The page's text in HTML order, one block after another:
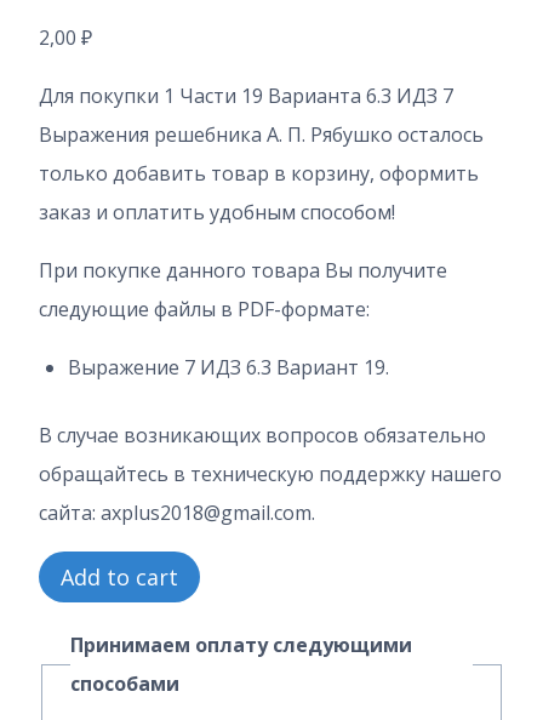
2,00 ₽
Для покупки 1 Части 19 Варианта 6.3 ИДЗ 7
Выражения решебника А. П. Рябушко осталось
только добавить товар в корзину, оформить
заказ и оплатить удобным способом!
При покупке данного товара Вы получите
следующие файлы в PDF-формате:
Выражение 7 ИДЗ 6.3 Вариант 19.
В случае возникающих вопросов обязательно
обращайтесь в техническую поддержку нашего
сайта: axplus2018@gmail.com.
1
Часть
Вариант
Add to cart
Принимаем оплату следующими
способами